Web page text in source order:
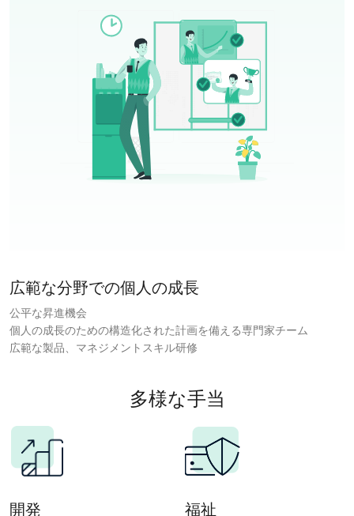
広範な分野での個人の成長
公平な昇進機会
個人の成長のための構造化された計画を備える専門家チーム
広範な製品、マネジメントスキル研修
多様な手当
開発 福祉